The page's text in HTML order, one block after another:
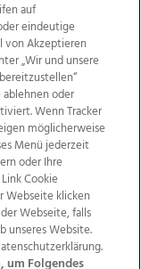
Jobs
Anzeigekunden
Werbung
auf
eindeutige
von Akzeptieren
„Wir und unsere
oder
Wenn Tracker
möglicherweise
Menü jederzeit
oder Ihre
Cookie
Webseite klicken
Webseite, falls
unseres Website.
um Folgendes